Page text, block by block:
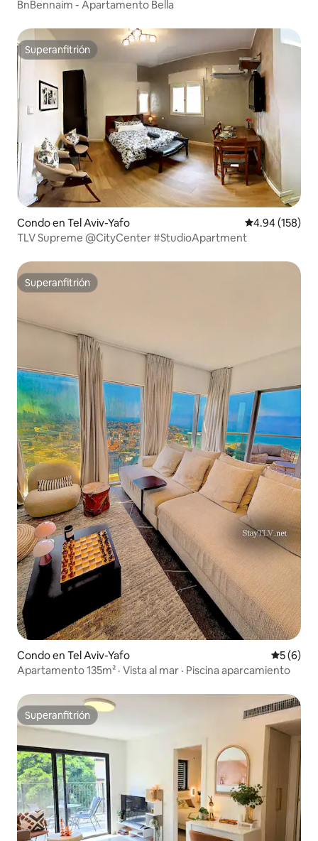
BnBennaim - Apartamento Bella
Superanfitrión
Superanfitrión
Condo en Tel Aviv-Yafo Calificación
4.94 (158)
TLV Supreme @CityCenter #StudioApartment
Superanfitrión
Superanfitrión
Condo en Tel Aviv-Yafo
5 (6)
Apartamento 135m² · Vista al mar · Piscina aparcamiento
Superanfitrión
Superanfitrión